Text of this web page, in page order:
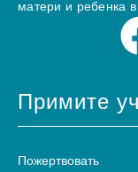
матери и ребенка
Примите
Пожертвовать